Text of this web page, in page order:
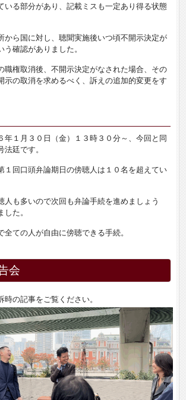
いる部分があり、記載ミスも一定あり得る状態
から国に対し、聴聞実施後いつ頃不開示決定が
確認がありました。
職権取消後、不開示決定がなされた場合、その
示の取消を求めるべく、訴えの追加的変更をす
年１月３０日（金）１３時３０分～、今回と同
法廷です。
１回口頭弁論期日の傍聴人は１０名を超えてい
人も多いので次回も弁論手続を進めましょう
た。
ての人が自由に傍聴できる手続。
会
時の記事をご覧ください。